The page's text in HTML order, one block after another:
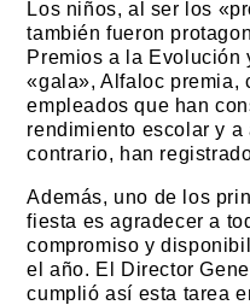
Los niños, al ser los
también fueron
Premios a la Evolución
«gala», Alfaloc premia,
empleados que han
rendimiento escolar y a
contrario, han
Además, uno de los
fiesta es agradecer a
compromiso y
el año. El Director
cumplió así esta tarea